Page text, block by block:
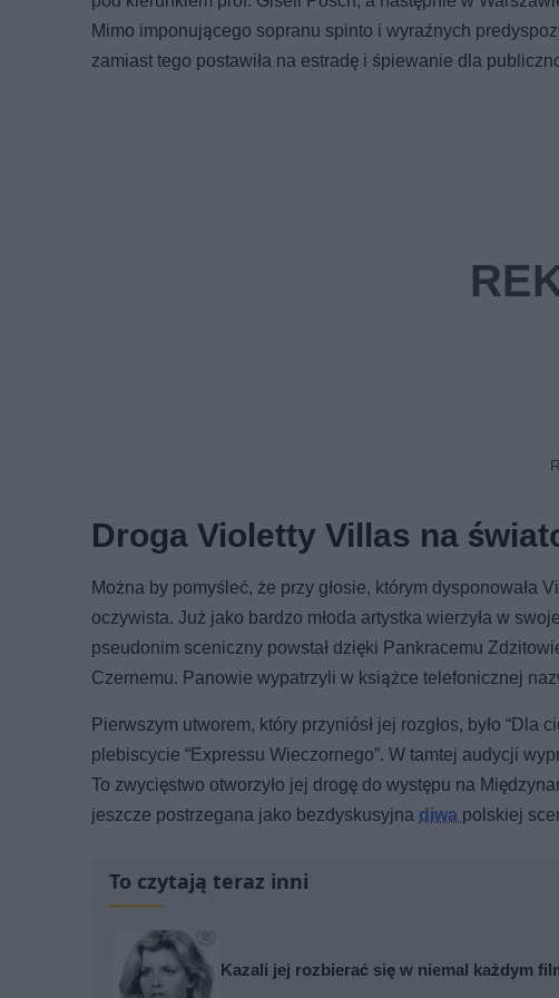
Mimo imponującego sopranu spinto i wyraźnych
zamiast tego postawiła na estradę i śpiewanie dla
Droga Violetty Villas na
Można by pomyśleć, że przy głosie, którym dysponowała
oczywista. Już jako bardzo młoda artystka wierzyła w
pseudonim sceniczny powstał dzięki Pankracemu
Czernemu. Panowie wypatrzyli w książce telefonicznej
Pierwszym utworem, który przyniósł jej rozgłos, było “Dla
plebiscycie “Expressu Wieczornego”. W tamtej audycji
To zwycięstwo otworzyło jej drogę do występu na
jeszcze postrzegana jako bezdyskusyjna diwa polskiej
To czytają teraz inni
Kazali jej rozbierać się w niemal każdym